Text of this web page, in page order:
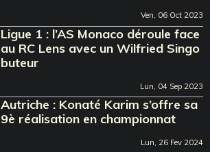
Ven, 06 Oct 2023
Ligue 1 : l’AS Monaco déroule face
au RC Lens avec un Wilfried Singo
buteur
Lun, 04 Sep 2023
Autriche : Konaté Karim s’offre sa
9è réalisation en championnat
Lun, 26 Fev 2024